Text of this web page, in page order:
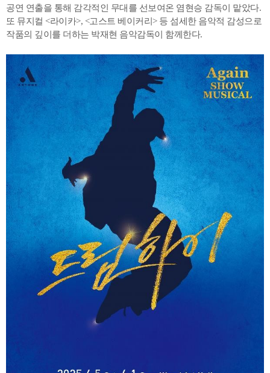
공연 연출을 통해 감각적인 무대를 선보여온 염현승 감독이 맡았다.
또 뮤지컬 <라이카>, <고스트 베이커리> 등 섬세한 음악적 감성으로
작품의 깊이를 더하는 박재현 음악감독이 함께한다.